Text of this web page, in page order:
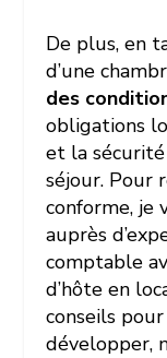
De plus, en
d’une
des
obligations
et la
séjour. Pour
conforme, je
auprès
comptable
d’hôte en
conseils
développer,